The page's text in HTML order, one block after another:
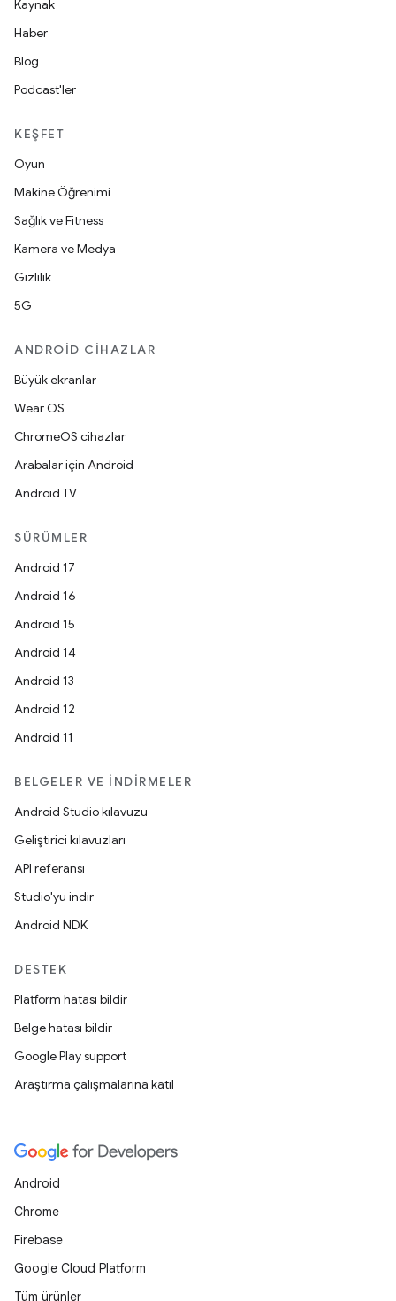
Kaynak
Haber
Blog
Podcast'ler
KEŞFET
Oyun
Makine Öğrenimi
Sağlık ve Fitness
Kamera ve Medya
Gizlilik
5G
ANDROID CIHAZLAR
Büyük ekranlar
Wear OS
ChromeOS cihazlar
Arabalar için Android
Android TV
SÜRÜMLER
Android 17
Android 16
Android 15
Android 14
Android 13
Android 12
Android 11
BELGELER VE İNDIRMELER
Android Studio kılavuzu
Geliştirici kılavuzları
API referansı
Studio'yu indir
Android NDK
DESTEK
Platform hatası bildir
Belge hatası bildir
Google Play support
Araştırma çalışmalarına katıl
Android
Chrome
Firebase
Google Cloud Platform
Tüm ürünler